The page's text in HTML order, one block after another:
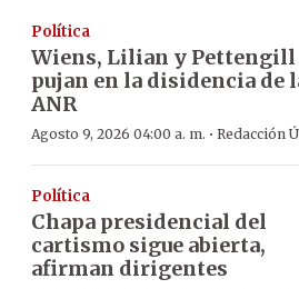
Política
Wiens, Lilian y Pettengill
pujan en la disidencia de
ANR
Agosto 9, 2026 04:00 a. m. · Redacción
Política
Chapa presidencial del
cartismo sigue abierta,
afirman dirigentes